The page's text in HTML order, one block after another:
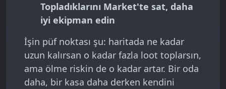
Topladıklarını Market'te sat, daha
iyi ekipman edin
İşin püf noktası şu: haritada ne kadar
uzun kalırsan o kadar fazla loot toplarsın,
ama ölme riskin de o kadar artar. Bir oda
daha, bir kasa daha derken kendini